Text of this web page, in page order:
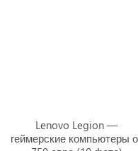
Lenovo Legion —
геймерские компьютеры